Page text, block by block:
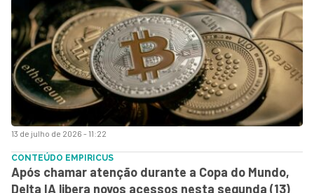
13 de julho de 2026 - 11:22
CONTEÚDO EMPIRICUS
Após chamar atenção durante a Copa do Mundo,
Delta IA libera novos acessos nesta segunda (13)